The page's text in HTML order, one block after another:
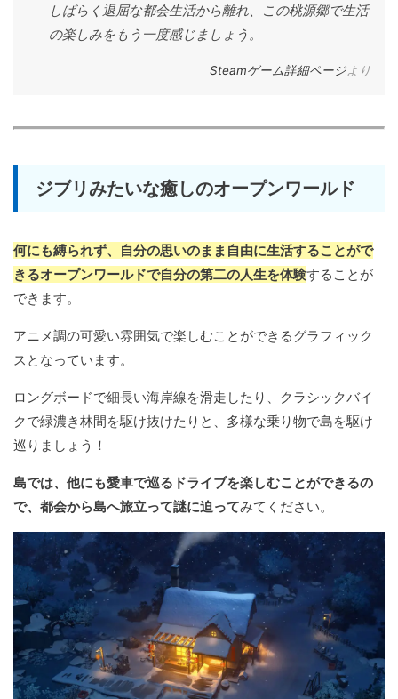
しばらく退屈な都会生活から離れ、この桃源郷で生活
の楽しみをもう一度感じましょう。
Steamゲーム詳細ページより
ジブリみたいな癒しのオープンワールド
何にも縛られず、自分の思いのまま自由に生活することがで
きるオープンワールドで自分の第二の人生を体験することが
できます。
アニメ調の可愛い雰囲気で楽しむことができるグラフィック
スとなっています。
ロングボードで細長い海岸線を滑走したり、クラシックバイ
クで緑濃き林間を駆け抜けたりと、多様な乗り物で島を駆け
巡りましょう！
島では、他にも愛車で巡るドライブを楽しむことができるの
で、都会から島へ旅立って謎に迫ってみてください。